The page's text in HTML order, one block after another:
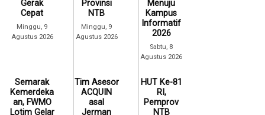
Gerak
Cepat
Minggu, 9
Agustus 2026
Provinsi
NTB
Minggu, 9
Agustus 2026
Menuju
Kampus
Informatif
2026
Sabtu, 8
Agustus 2026
Semarak
Kemerdeka
an, FWMO
Lotim Gelar
Tim Asesor
ACQUIN
asal
Jerman
HUT Ke-81
RI,
Pemprov
NTB